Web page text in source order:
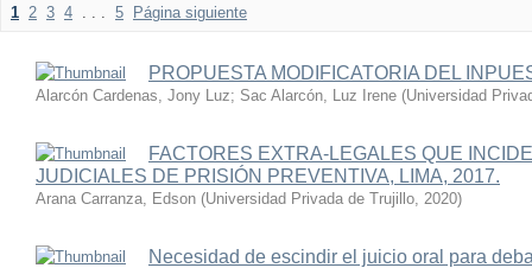
1 2 3 4 . . . 5 Página siguiente
PROPUESTA MODIFICATORIA DEL
Alarcón Cardenas, Jony Luz; Sac Alarcón, Luz Irene (Universidad
FACTORES EXTRA-LEGALES QUE
JUDICIALES DE PRISIÓN PREVENTIVA, LIMA, 2017.
Arana Carranza, Edson (Universidad Privada de Trujillo, 2020)
Necesidad de escindir el juicio oral para